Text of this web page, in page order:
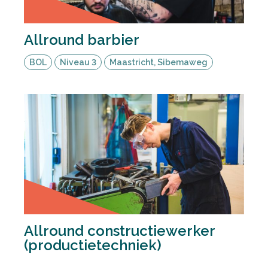
Allround barbier
BOL Niveau 3 Maastricht, Sibemaweg
Allround constructiewerker
(productietechniek)